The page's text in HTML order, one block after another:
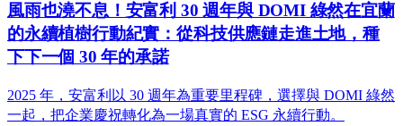
風雨也澆不息！安富利 30 週年與 DOMI 綠然在宜蘭
的永續植樹行動紀實：從科技供應鏈走進土地，種
下下一個 30 年的承諾
2025 年，安富利以 30 週年為重要里程碑，選擇與 DOMI 綠然
一起，把企業慶祝轉化為一場真實的 ESG 永續行動。